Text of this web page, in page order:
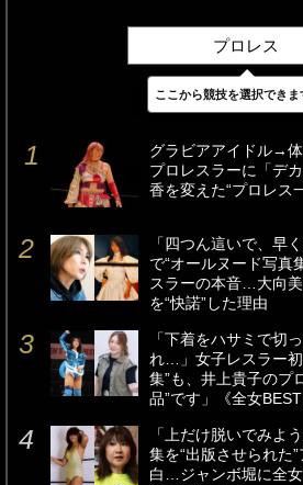
プロレス
最新 24時間
グラビアアイドル→
プロレスラーに「デ
香を変えた“プロレス
「四つん這いで、早
で“オールヌード写真
スラーの本音…大向
を“快諾”した理由
「下着をハサミで切
れ…」女子レスラー
集”も、井上貴子のプ
品”です」《全女BEST
「上だけ脱いでみよ
集を“出版させられた
白…ジャンボ堀に全
ここから競技を選択できま